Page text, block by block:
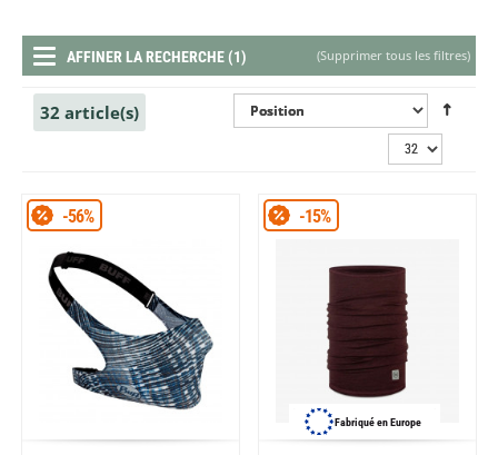
(Supprimer tous les filtres)
AFFINER LA RECHERCHE (1)
32 article(s)
-56%
Fabriqué en Europe
-15%